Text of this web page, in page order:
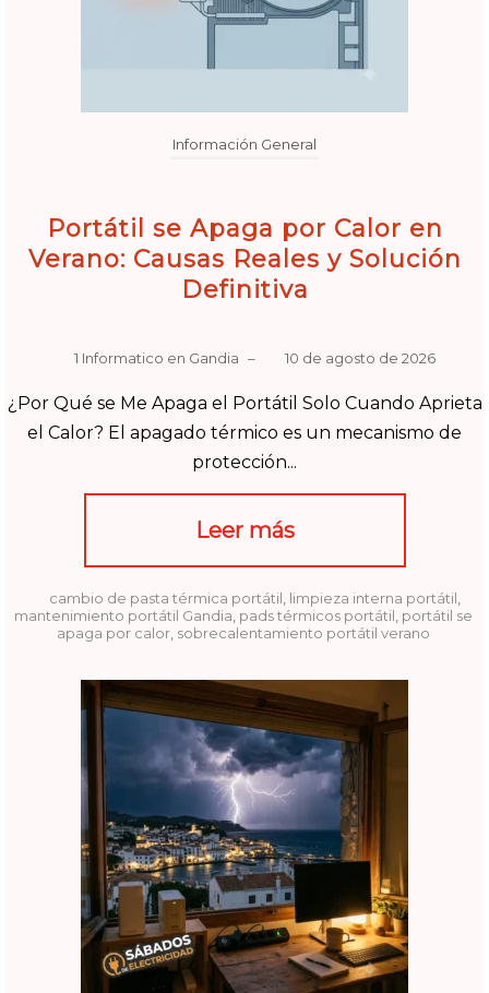
Información General
Portátil se Apaga por Calor en
Verano: Causas Reales y Solución
Definitiva
1 Informatico en Gandia – 10 de agosto de 2026
¿Por Qué se Me Apaga el Portátil Solo Cuando Aprieta
el Calor? El apagado térmico es un mecanismo de
protección...
Leer más
cambio de pasta térmica portátil, limpieza interna portátil,
mantenimiento portátil Gandia, pads térmicos portátil, portátil se
apaga por calor, sobrecalentamiento portátil verano